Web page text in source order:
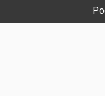
Ty jsou nezbytně nutné
rozhodnete využívat.